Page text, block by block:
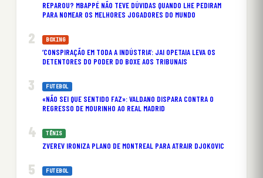
REPAROU? MBAPPÉ NÃO TEVE DÚVIDAS QUANDO LHE PEDIRAM
PARA NOMEAR OS MELHORES JOGADORES DO MUNDO
BOXING
‘CONSPIRAÇÃO EM TODA A INDÚSTRIA’: JAI OPETAIA LEVA OS
DETENTORES DO PODER DO BOXE AOS TRIBUNAIS
FUTEBOL
«NÃO SEI QUE SENTIDO FAZ»: VALDANO DISPARA CONTRA O
REGRESSO DE MOURINHO AO REAL MADRID
TÊNIS
ZVEREV IRONIZA PLANO DE MONTREAL PARA ATRAIR DJOKOVIC
FUTEBOL